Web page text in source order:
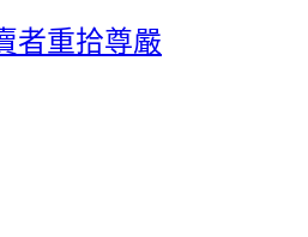
者重拾尊嚴